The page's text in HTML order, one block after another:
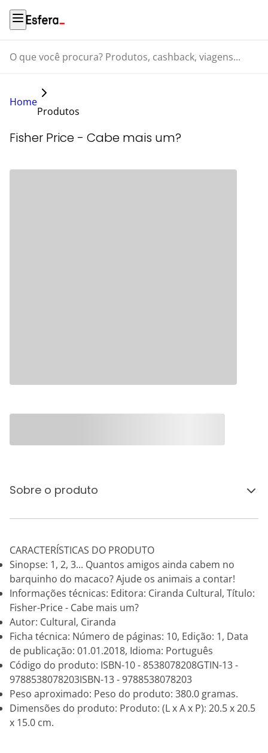
O que você procura? Produtos, cashback, viagens...
Home
Produtos
Fisher Price - Cabe mais um?
Sobre o produto
CARACTERÍSTICAS DO PRODUTO
Sinopse: 1, 2, 3... Quantos amigos ainda cabem no
barquinho do macaco? Ajude os animais a contar!
Informações técnicas: Editora: Ciranda Cultural, Título:
Fisher-Price - Cabe mais um?
Autor: Cultural, Ciranda
Ficha técnica: Número de páginas: 10, Edição: 1, Data
de publicação: 01.01.2018, Idioma: Português
Código do produto: ISBN-10 - 8538078208GTIN-13 -
9788538078203ISBN-13 - 9788538078203
Peso aproximado: Peso do produto: 380.0 gramas.
Dimensões do produto: Produto: (L x A x P): 20.5 x 20.5
x 15.0 cm.